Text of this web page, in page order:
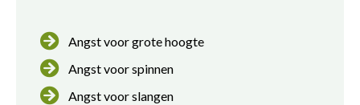
Angst voor grote hoogte
Angst voor spinnen
Angst voor slangen